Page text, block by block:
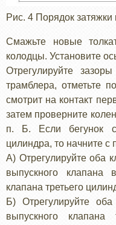
Рис. 4 Порядок затяжки
Смажьте новые
колодцы. Установите
Отрегулируйте
трамблера, отметьте
смотрит на контакт
затем проверните
п. Б. Если бегунок
цилиндра, то начните с
А) Отрегулируйте оба
выпускного клапана
клапана третьего
Б) Отрегулируйте
выпускного клапана